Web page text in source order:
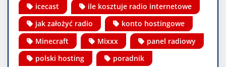
icecast
ile kosztuje radio internetowe
jak założyć radio
konto hostingowe
Minecraft
Mixxx
panel radiowy
polski hosting
poradnik